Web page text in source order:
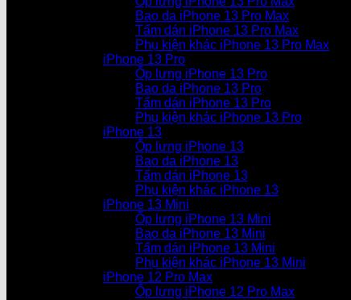
Bao da iPhone 13 Pro Max
Tấm dán iPhone 13 Pro Max
Phụ kiện khác iPhone 13 Pro Max
iPhone 13 Pro
Ốp lưng iPhone 13 Pro
Bao da iPhone 13 Pro
Tấm dán iPhone 13 Pro
Phụ kiện khác iPhone 13 Pro
iPhone 13
Ốp lưng iPhone 13
Bao da iPhone 13
Tấm dán iPhone 13
Phụ kiện khác iPhone 13
iPhone 13 Mini
Ốp lưng iPhone 13 Mini
Bao da iPhone 13 Mini
Tấm dán iPhone 13 Mini
Phụ kiện khác iPhone 13 Mini
iPhone 12 Pro Max
Ốp lưng iPhone 12 Pro Max